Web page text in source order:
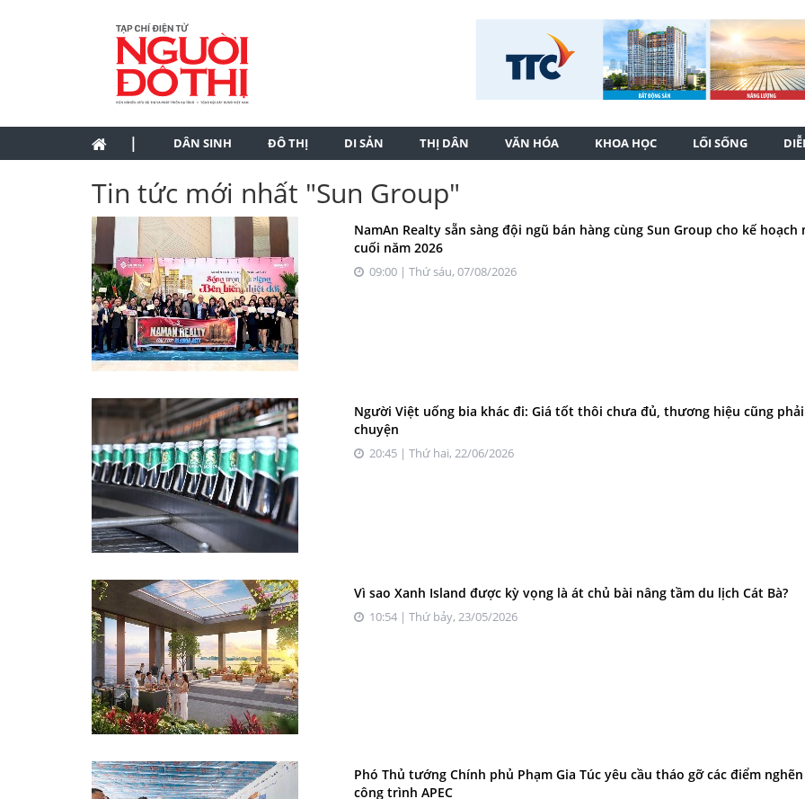
| DÂN SINH ĐÔ THỊ DI SẢN THỊ DÂN VĂN HÓA KHOA HỌC LỐI SỐNG
Tin tức mới nhất "Sun Group"
NamAn Realty sẵn sàng đội ngũ bán hàng cùng Sun Group cho kế hoạch
cuối năm 2026
09:00 | Thứ sáu, 07/08/2026
Người Việt uống bia khác đi: Giá tốt thôi chưa đủ, thương hiệu cũng
chuyện
20:45 | Thứ hai, 22/06/2026
Vì sao Xanh Island được kỳ vọng là át chủ bài nâng tầm du lịch Cát Bà?
10:54 | Thứ bảy, 23/05/2026
Phó Thủ tướng Chính phủ Phạm Gia Túc yêu cầu tháo gỡ các điểm
công trình APEC